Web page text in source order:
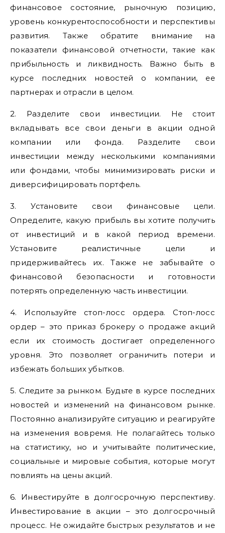
финансовое состояние, рыночную позицию,
уровень конкурентоспособности и перспективы
развития. Также обратите внимание на
показатели финансовой отчетности, такие как
прибыльность и ликвидность. Важно быть в
курсе последних новостей о компании, ее
партнерах и отрасли в целом.
2. Разделите свои инвестиции. Не стоит
вкладывать все свои деньги в акции одной
компании или фонда. Разделите свои
инвестиции между несколькими компаниями
или фондами, чтобы минимизировать риски и
диверсифицировать портфель.
3. Установите свои финансовые цели.
Определите, какую прибыль вы хотите получить
от инвестиций и в какой период времени.
Установите реалистичные цели и
придерживайтесь их. Также не забывайте о
финансовой безопасности и готовности
потерять определенную часть инвестиции.
4. Используйте стоп-лосс ордера. Стоп-лосс
ордер – это приказ брокеру о продаже акций
если их стоимость достигает определенного
уровня. Это позволяет ограничить потери и
избежать больших убытков.
5. Следите за рынком. Будьте в курсе последних
новостей и изменений на финансовом рынке.
Постоянно анализируйте ситуацию и реагируйте
на изменения вовремя. Не полагайтесь только
на статистику, но и учитывайте политические,
социальные и мировые события, которые могут
повлиять на цены акций.
6. Инвестируйте в долгосрочную перспективу.
Инвестирование в акции – это долгосрочный
процесс. Не ожидайте быстрых результатов и не